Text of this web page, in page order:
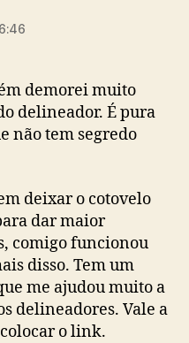
demorei muito
delineador. É pura
não tem segredo
deixar o cotovelo
dar maior
comigo funcionou
disso. Tem um
me ajudou muito a
delineadores. Vale a
o link.